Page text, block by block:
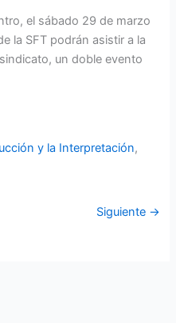
el sábado 29 de marzo
la SFT podrán asistir a la
un doble evento
y la Interpretación,
Siguiente →